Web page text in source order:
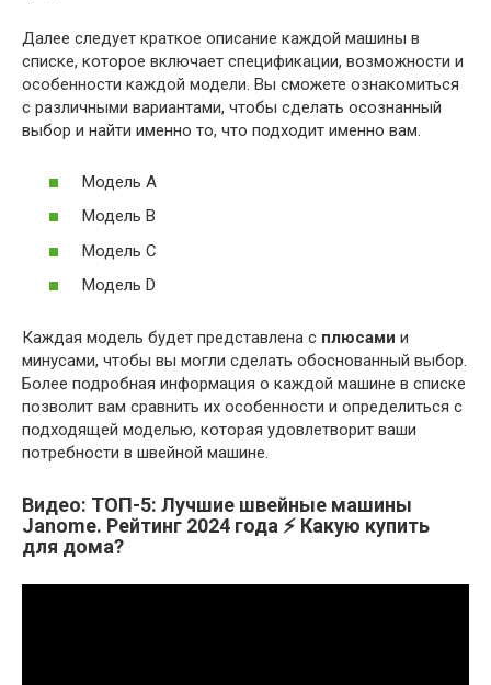
Далее следует краткое описание каждой машины в
списке, которое включает спецификации, возможности и
особенности каждой модели. Вы сможете ознакомиться
с различными вариантами, чтобы сделать осознанный
выбор и найти именно то, что подходит именно вам.
Модель А
Модель В
Модель С
Модель D
Каждая модель будет представлена с плюсами и
минусами, чтобы вы могли сделать обоснованный выбор.
Более подробная информация о каждой машине в списке
позволит вам сравнить их особенности и определиться с
подходящей моделью, которая удовлетворит ваши
потребности в швейной машине.
Видео: ТОП-5: Лучшие швейные машины
Janome. Рейтинг 2024 года ⚡️ Какую купить
для дома?